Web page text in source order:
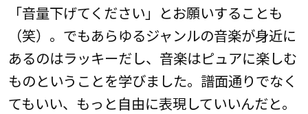
「音量下げてください」とお願いすることも
（笑）。でもあらゆるジャンルの音楽が身近に
あるのはラッキーだし、音楽はピュアに楽しむ
ものということを学びました。譜面通りでなく
てもいい、もっと自由に表現していいんだと。